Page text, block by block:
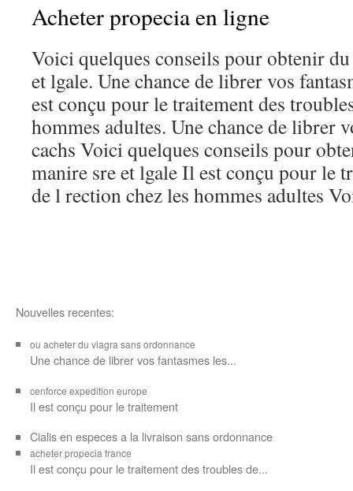
Acheter propecia en ligne
Voici quelques conseils pour obtenir
et lgale. Une chance de librer vos
est conçu pour le traitement des
hommes adultes. Une chance de librer
cachs Voici quelques conseils pour
manire sre et lgale Il est conçu pour le
de l rection chez les hommes adultes
Nouvelles recentes:
ou acheter du viagra sans ordonnance
Une chance de librer vosfantasmes les...
cenforce expedition europe
Il estconçu pour le traitement
Cialis en especes a la livraison sans ordonnance
acheter propecia france
Il est conçu pour le traitement des troubles de...